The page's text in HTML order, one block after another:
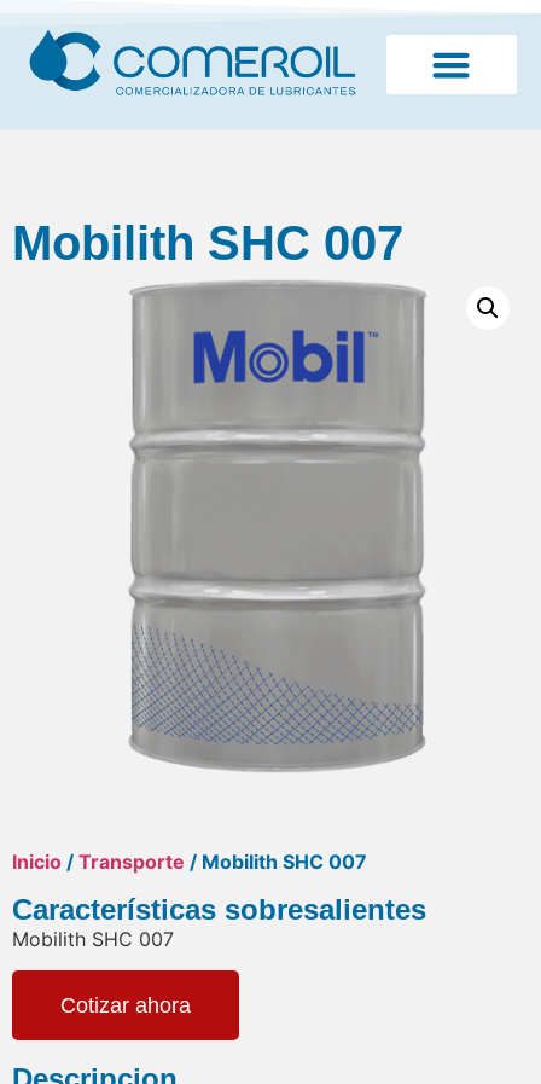
Mobilith SHC 007
Inicio / Transporte / Mobilith SHC 007
Características sobresalientes
Mobilith SHC 007
Cotizar ahora